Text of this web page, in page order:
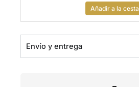
Añadir a la cesta
Envío y entrega